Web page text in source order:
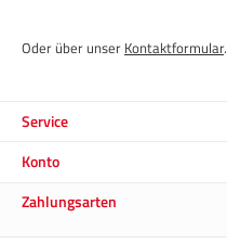
Oder über unser Kontaktformular.
Service
Konto
Zahlungsarten